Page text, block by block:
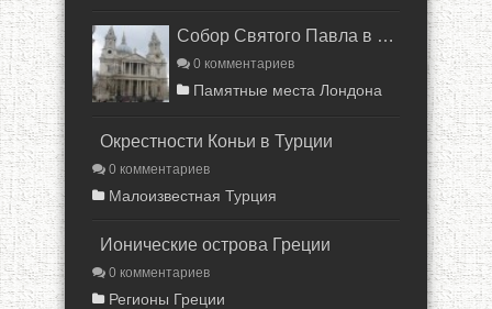
Собор Святого Павла в Лондоне
0 комментариев
Памятные места Лондона
Окрестности Коньи в Турции
0 комментариев
Малоизвестная Турция
Ионические острова Греции
0 комментариев
Регионы Греции